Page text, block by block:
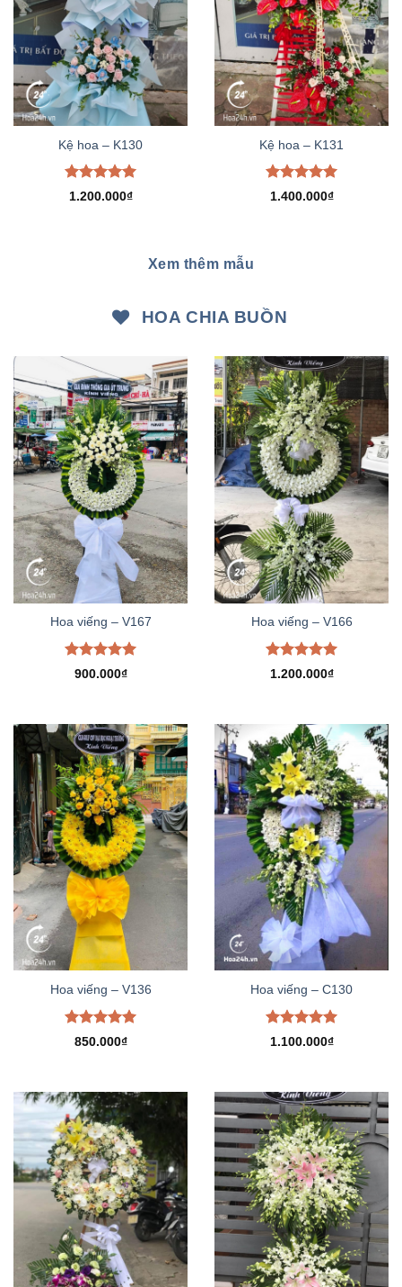
Kệ hoa – K130
Được xếp
1.200.000₫
Kệ hoa – K131
Được xếp
1.400.000₫
Xem thêm mẫu
HOA CHIA BUỒN
Hoa viếng – V167
Được xếp
900.000₫
Hoa viếng – V166
Được xếp
1.200.000₫
Hoa viếng – V136
Được xếp
850.000₫
Hoa viếng – C130
Được xếp
1.100.000₫